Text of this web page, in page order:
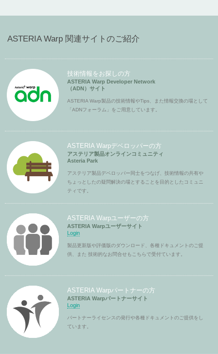
ASTERIA Warp 関連サイトのご紹介
技術情報をお探しの方
ASTERIA Warp Developer Network
（ADN）サイト
ASTERIA Warp製品の技術情報やTips、また情報交換の場として
「ADNフォーラム」をご用意しています。
ASTERIA Warpデベロッパーの方
アステリア製品オンラインコミュニティ
Asteria Park
アステリア製品デベロッパー同士をつなげ、技術情報の共有や
ちょっとしたの疑問解決の場とすることを目的としたコミュニ
ティです。
ASTERIA Warpユーザーの方
ASTERIA Warpユーザーサイト
Login
製品更新版や評価版のダウンロード、各種ドキュメントのご提
供、また 技術的なお問合せもこちらで受付ています。
ASTERIA Warpパートナーの方
ASTERIA Warpパートナーサイト
Login
パートナーライセンスの発行や各種ドキュメントのご提供をし
ています。